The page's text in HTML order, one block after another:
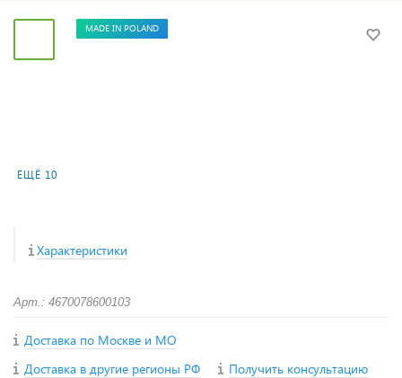
ЕЩЁ 10
MADE IN POLAND
Характеристики
Арт.: 4670078600103
Доставка по Москве и МО
Доставка в другие регионы РФ
Получить консультацию